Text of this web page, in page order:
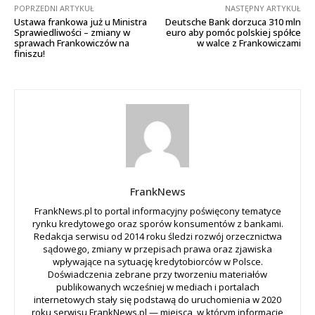
POPRZEDNI ARTYKUŁ
Ustawa frankowa już u Ministra
Sprawiedliwości – zmiany w
sprawach Frankowiczów na
finiszu!
NASTĘPNY ARTYKUŁ
Deutsche Bank dorzuca 310 mln
euro aby pomóc polskiej spółce
w walce z Frankowiczami
FrankNews
FrankNews.pl to portal informacyjny poświęcony tematyce
rynku kredytowego oraz sporów konsumentów z bankami.
Redakcja serwisu od 2014 roku śledzi rozwój orzecznictwa
sądowego, zmiany w przepisach prawa oraz zjawiska
wpływające na sytuację kredytobiorców w Polsce.
Doświadczenia zebrane przy tworzeniu materiałów
publikowanych wcześniej w mediach i portalach
internetowych stały się podstawą do uruchomienia w 2020
roku serwisu FrankNews.pl — miejsca, w którym informacje